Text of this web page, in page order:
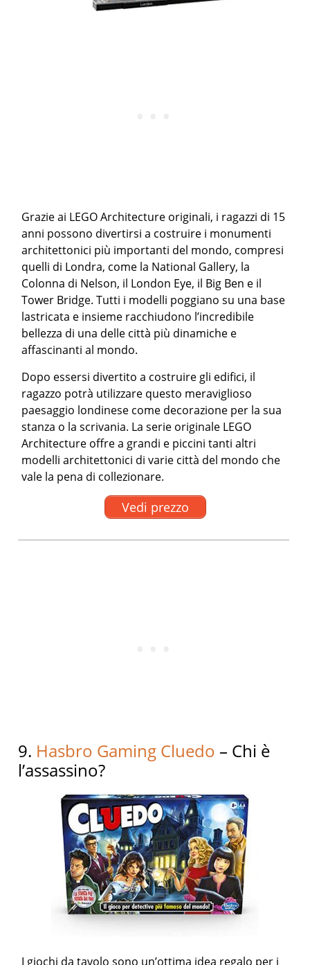
Grazie ai LEGO Architecture originali, i ragazzi di 15
anni possono divertirsi a costruire i monumenti
architettonici più importanti del mondo, compresi
quelli di Londra, come la National Gallery, la
Colonna di Nelson, il London Eye, il Big Ben e il
Tower Bridge. Tutti i modelli poggiano su una base
lastricata e insieme racchiudono l’incredibile
bellezza di una delle città più dinamiche e
affascinanti al mondo.
Dopo essersi divertito a costruire gli edifici, il
ragazzo potrà utilizzare questo meraviglioso
paesaggio londinese come decorazione per la sua
stanza o la scrivania. La serie originale LEGO
Architecture offre a grandi e piccini tanti altri
modelli architettonici di varie città del mondo che
vale la pena di collezionare.
Vedi prezzo
9. Hasbro Gaming Cluedo – Chi è
l’assassino?
I giochi da tavolo sono un’ottima idea regalo per i